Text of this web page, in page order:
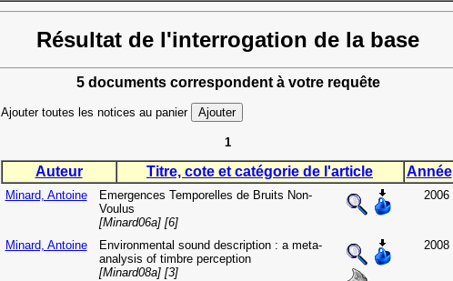
Résultat de l'interrogation de la base
5 documents correspondent à votre requête
Ajouter toutes les notices au panier
1
Auteur Titre, cote et catégorie de l'article Année
Minard, Antoine
Emergences Temporelles de Bruits Non-
Voulus
[Minard06a] [6]
2006
Minard, Antoine
Environmental sound description : a meta-
analysis of timbre perception
[Minard08a] [3]
2008